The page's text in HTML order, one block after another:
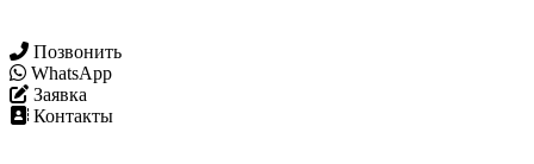
Позвонить
WhatsApp
Заявка
Контакты